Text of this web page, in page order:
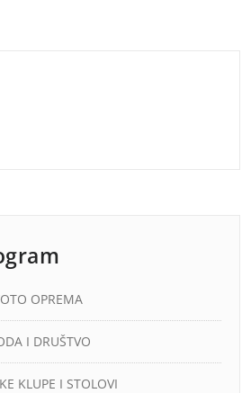
OPREMA
I DRUŠTVO
KLUPE I STOLOVI